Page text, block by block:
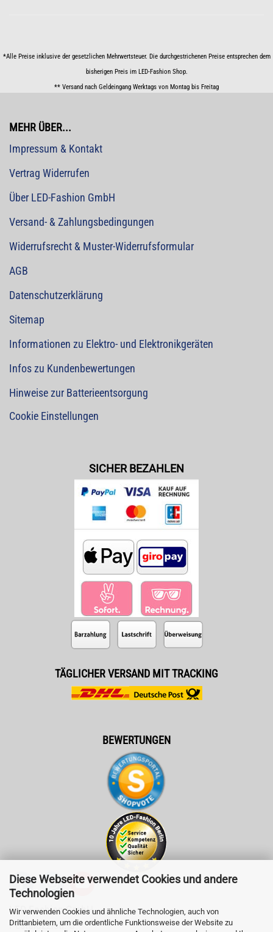
Diese Webseite verwendet Cookies und andere
Technologien
Wir verwenden Cookies und ähnliche Technologien, auch von
Drittanbietern, um die ordentliche Funktionsweise der Website zu
*Alle Preise inklusive der gesetzlichen Mehrwertsteuer. Die durchgestrichenen Preise entsprechen dem
bisherigen Preis im LED-Fashion Shop.
** Versand nach Geldeingang Werktags von Montag bis Freitag
MEHR ÜBER...
Impressum & Kontakt
Vertrag Widerrufen
Über LED-Fashion GmbH
Versand- & Zahlungsbedingungen
Widerrufsrecht & Muster-Widerrufsformular
AGB
Datenschutzerklärung
Sitemap
Informationen zu Elektro- und Elektronikgeräten
Infos zu Kundenbewertungen
Hinweise zur Batterieentsorgung
Cookie Einstellungen
SICHER BEZAHLEN
TÄGLICHER VERSAND MIT TRACKING
BEWERTUNGEN
LED-Fashion GmbH
Pestalozzistr. 3